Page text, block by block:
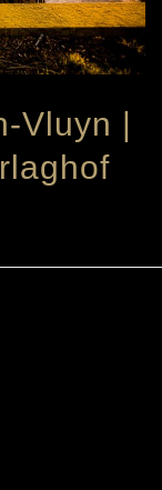
Vluyn |